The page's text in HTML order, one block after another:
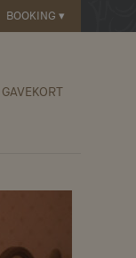
BOOKING ▾
GAVEKORT